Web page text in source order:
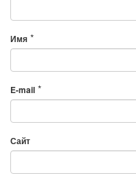
Имя *
E-mail *
Сайт